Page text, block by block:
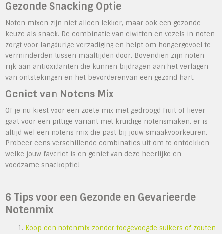
Gezonde Snacking Optie
Noten mixen zijn niet alleen lekker, maar ook een gezonde
keuze als snack. De combinatie van eiwitten en vezels in noten
zorgt voor langdurige verzadiging en helpt om hongergevoel te
verminderden tussen maaltijden door. Bovendien zijn noten
rijk aan antioxidanten die kunnen bijdragen aan het verlagen
van ontstekingen en het bevorderenvan een gezond hart.
Geniet van Notens Mix
Of je nu kiest voor een zoete mix met gedroogd fruit of liever
gaat voor een pittige variant met kruidige notensmaken, er is
altijd wel een notens mix die past bij jouw smaakvoorkeuren.
Probeer eens verschillende combinaties uit om te ontdekken
welke jouw favoriet is en geniet van deze heerlijke en
voedzame snackoptie!
6 Tips voor een Gezonde en Gevarieerde
Notenmix
Koop een notenmix zonder toegevoegde suikers of zouten